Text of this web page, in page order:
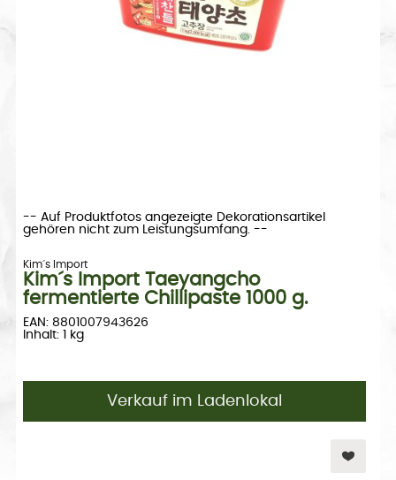
-- Auf Produktfotos angezeigte Dekorationsartikel
gehören nicht zum Leistungsumfang. --
Kim´s Import
Kim´s Import Taeyangcho
fermentierte Chillipaste 1000 g.
EAN: 8801007943626
Inhalt: 1 kg
Verkauf im Ladenlokal